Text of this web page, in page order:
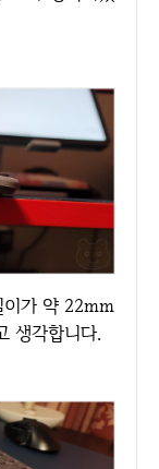
생각합니다.